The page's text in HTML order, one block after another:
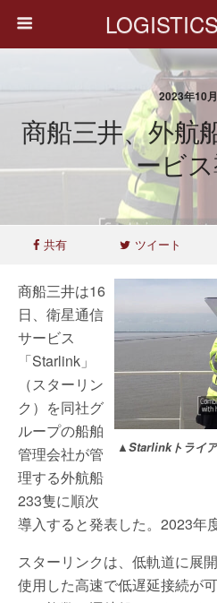
2023年10
商船三井、外航
ービ
共有 ツイート
▲Starlinkトライ
商船三井は16
日、衛星通信
サービス
「Starlink」
（スターリン
ク）を同社グ
ループの船舶
管理会社が管
理する外航船
233隻に順次
導入すると発表した。2023年
スターリンクは、低軌道に展
使用した高速で低遅延接続が